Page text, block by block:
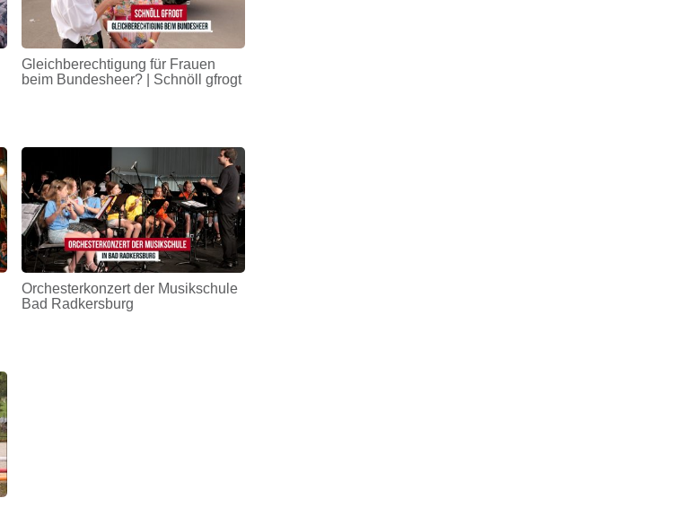
Gleichberechtigung für Frauen
beim Bundesheer? | Schnöll gfrogt
Orchesterkonzert der Musikschule
Bad Radkersburg